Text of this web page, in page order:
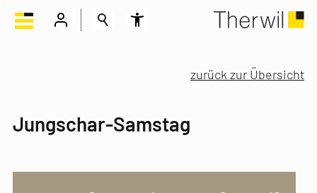
zurück zur Übersicht
Jungschar-Samstag